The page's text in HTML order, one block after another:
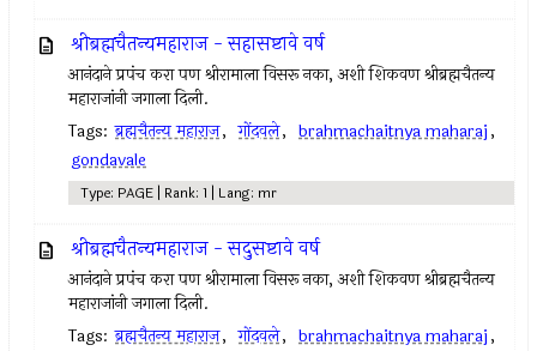
श्रीब्रह्मचैतन्यमहाराज - सहासष्टावे वर्ष
आनंदाने प्रपंच करा पण श्रीरामाला विसरू नका, अशी शिकवण श्रीब्रह्मचैतन्य
महाराजांनी जगाला दिली.
Tags: ब्रह्मचैतन्य महाराज, गोंदवले, brahmachaitnya maharaj,
gondavale
Type: PAGE | Rank: 1 | Lang: mr
श्रीब्रह्मचैतन्यमहाराज - सदुसष्टावे वर्ष
आनंदाने प्रपंच करा पण श्रीरामाला विसरू नका, अशी शिकवण श्रीब्रह्मचैतन्य
महाराजांनी जगाला दिली.
Tags: ब्रह्मचैतन्य महाराज, गोंदवले, brahmachaitnya maharaj,